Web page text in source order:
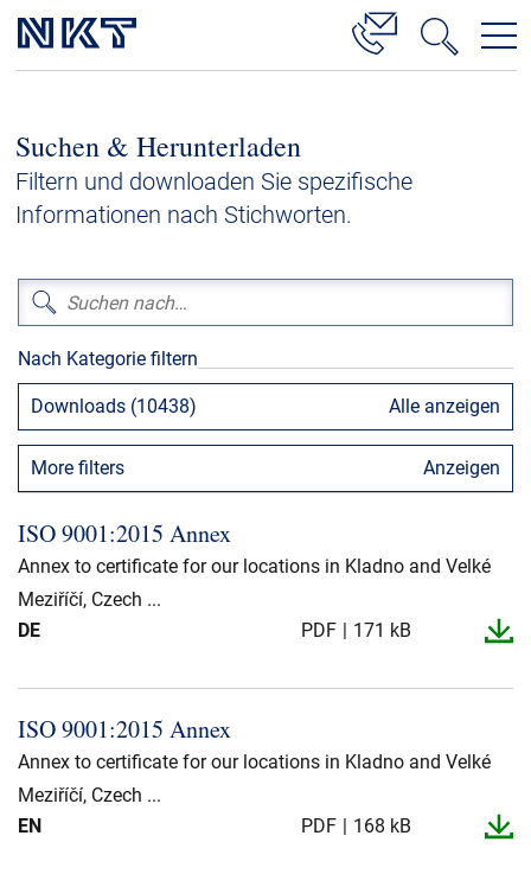
Hochspannung
Kabelservice
Niederspannung
Kabelgarnituren
Referenzen
Downloads
Presse & Events
Über uns
Geschäftsführung
Karriere
Europacable
Einkauf
Nachhaltigkeit
Suchen & Herunterladen
Filtern und downloaden Sie spezifische
Informationen nach Stichworten.
Nach Kategorie filtern
Downloads (10438) Alle anzeigen
More filters Anzeigen
ISO 9001:2015 Annex
Annex to certificate for our locations in Kladno and Velké
Meziříčí, Czech ...
DE
PDF 171 kB
ISO 9001:2015 Annex
Annex to certificate for our locations in Kladno and Velké
Meziříčí, Czech ...
EN
PDF 168 kB